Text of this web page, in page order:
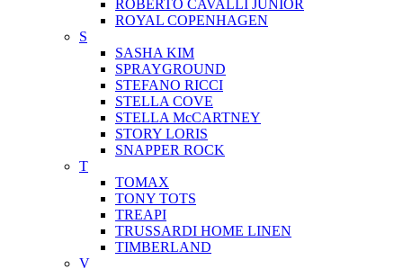
ROBERTO CAVALLI JUNIOR
ROYAL COPENHAGEN
S
SASHA KIM
SPRAYGROUND
STEFANO RICCI
STELLA COVE
STELLA McCARTNEY
STORY LORIS
SNAPPER ROCK
T
TOMAX
TONY TOTS
TREAPI
TRUSSARDI HOME LINEN
TIMBERLAND
V